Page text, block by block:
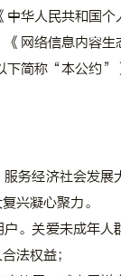
华人民共和国
网络信息内容
下简称“本公约”
务经济社会发
兴凝心聚力。
。关爱未成年
法权益；